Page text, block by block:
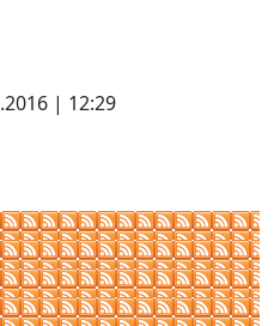
| 12:29